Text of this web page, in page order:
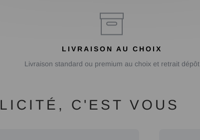
LIVRAISON AU CHOIX
Livraison standard ou premium au choix et retrait dépôt
C'EST VOUS